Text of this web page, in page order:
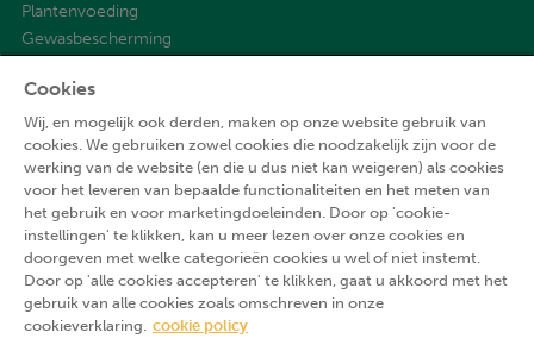
Plantenvoeding
Gewasbescherming
Onze waarden
Onze geschiedenis
Aveve Community
Contact
Volg ons
Cookies
Wij, en mogelijk ook derden, maken op onze website gebruik van
cookies. We gebruiken zowel cookies die noodzakelijk zijn voor de
werking van de website (en die u dus niet kan weigeren) als cookies
voor het leveren van bepaalde functionaliteiten en het meten van
het gebruik en voor marketingdoeleinden. Door op 'cookie-
instellingen' te klikken, kan u meer lezen over onze cookies en
doorgeven met welke categorieën cookies u wel of niet instemt.
Door op 'alle cookies accepteren' te klikken, gaat u akkoord met het
gebruik van alle cookies zoals omschreven in onze
cookieverklaring. cookie policy